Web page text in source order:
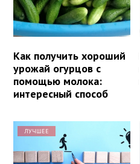
Как получить хороший
урожай огурцов с
помощью молока:
интересный способ
ЛУЧШЕЕ